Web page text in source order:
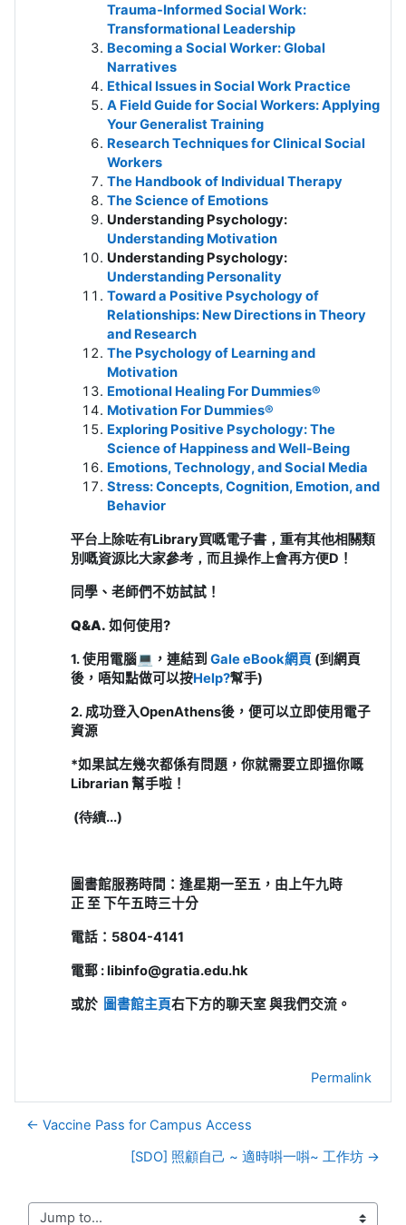
Trauma-Informed Social Work:
Transformational Leadership
Becoming a Social Worker: Global
Narratives
Ethical Issues in Social Work Practice
A Field Guide for Social Workers: Applying
Your Generalist Training
Research Techniques for Clinical Social
Workers
The Handbook of Individual Therapy
The Science of Emotions
Understanding Psychology:
Understanding Motivation
Understanding Psychology:
Understanding Personality
Toward a Positive Psychology of
Relationships: New Directions in Theory
and Research
The Psychology of Learning and
Motivation
Emotional Healing For Dummies®
Motivation For Dummies®
Exploring Positive Psychology: The
Science of Happiness and Well-Being
Emotions, Technology, and Social Media
Stress: Concepts, Cognition, Emotion, and
Behavior
平台上除咗有Library買嘅電子書，重有其他相關類
別嘅資源比大家參考 ，而且操作上會再方便D ！
同學、老師們不妨試試！
Q&A. 如何使用?
1.使用電腦💻 ，連結到 Gale eBook網頁 (到網頁
後， 唔知點做可以按Help?幫手)
2. 成功登入OpenAthens後，便可以立即使用電子
資源
*如果試左幾次都係有問題，你就需要立即搵你嘅
Librarian幫手啦！
(待續...)
圖書館服務時間：逢星期一至五，由上午九時
正至下午五時三十分
電話： 5804-4141
電郵 : libinfo@gratia.edu.hk
或於 圖書館主頁右下方的聊天室與我們交流。
Permalink
← Vaccine Pass for Campus Access
[SDO] 照顧自己 ~ 適時唞一唞~ 工作坊 →